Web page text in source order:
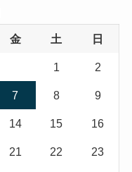
金 土 日
1 2
7 8 9
14 15 16
21 22 23